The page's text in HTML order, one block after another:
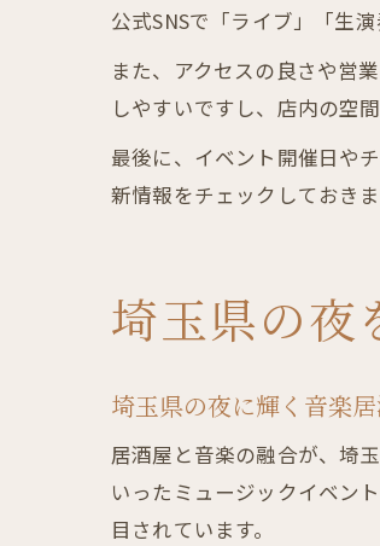
公式SNSで「ライブ」「生
また、アクセスの良さや営
しやすいですし、店内の空
最後に、イベント開催日や
新情報をチェックしておきま
埼玉県の夜
埼玉県の夜に輝く音楽
居酒屋と音楽の融合が、埼
いったミュージックイベン
目されています。